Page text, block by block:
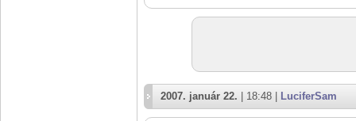
2007. január 22. | 18:48 | LuciferSam